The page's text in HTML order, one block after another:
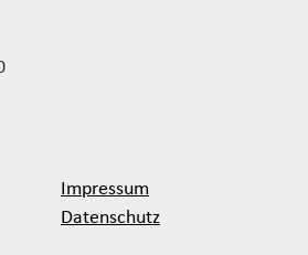
Impressum
Datenschutz